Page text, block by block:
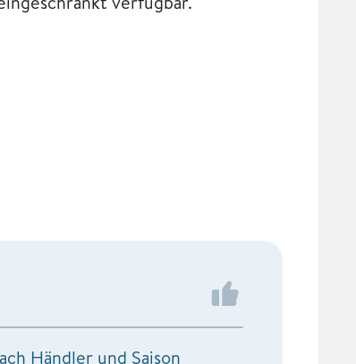
Händler und Saison